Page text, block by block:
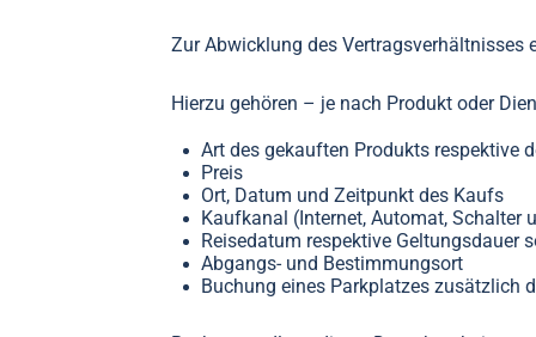
Zur Abwicklung des Vertragsverhältnisses
Hierzu gehören – je nach Produkt oder
Art des gekauften Produkts respektive
Preis
Ort, Datum und Zeitpunkt des Kaufs
Kaufkanal (Internet, Automat, Schalter
Reisedatum respektive Geltungsdauer
Abgangs- und Bestimmungsort
Buchung eines Parkplatzes zusätzlich